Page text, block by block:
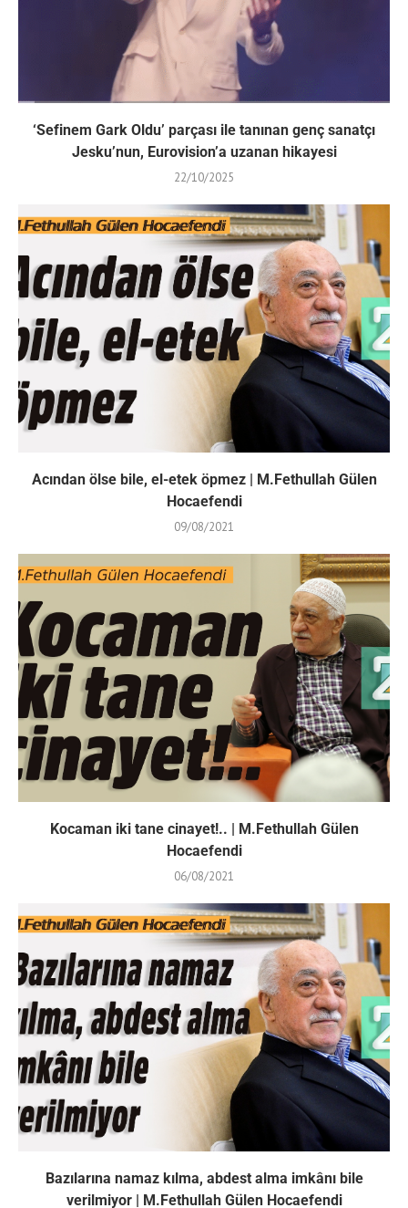
‘Sefinem Gark Oldu’ parçası ile tanınan genç sanatçı
Jesku’nun, Eurovision’a uzanan hikayesi
22/10/2025
Acından ölse bile, el-etek öpmez | M.Fethullah Gülen
Hocaefendi
09/08/2021
Kocaman iki tane cinayet!.. | M.Fethullah Gülen
Hocaefendi
06/08/2021
Bazılarına namaz kılma, abdest alma imkânı bile
verilmiyor | M.Fethullah Gülen Hocaefendi